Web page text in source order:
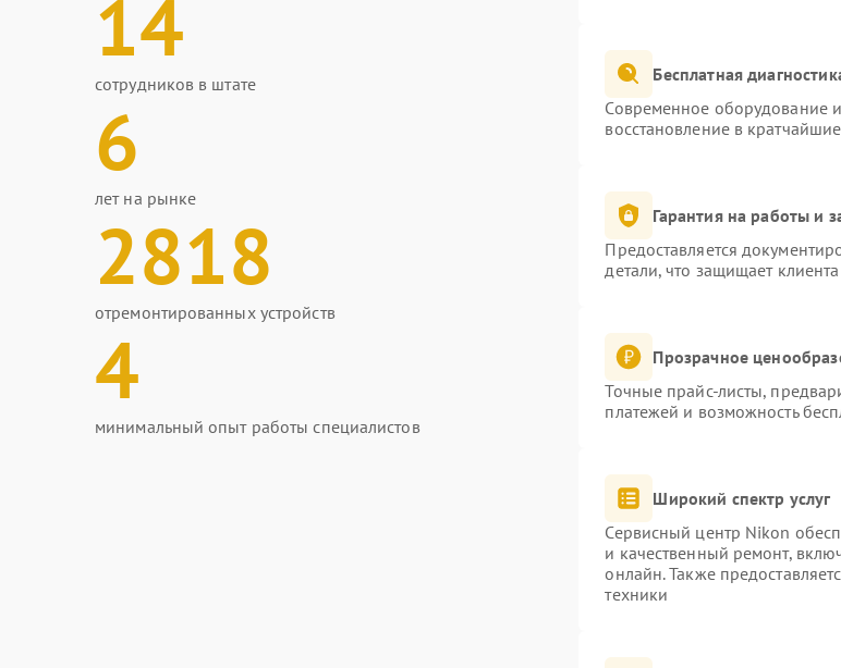
14
сотрудников в штате
6
лет на рынке
2818
отремонтированных устройств
4
минимальный опыт работы специалистов
Бесплатная
Современное оборудование
восстановление в
Гарантия на работы и
Предоставляется
детали, что защищает
Прозрачное
Точные прайс-листы,
платежей и возможность
Широкий спектр услуг
Сервисный центр Nikon
и качественный ремонт,
онлайн. Также
техники